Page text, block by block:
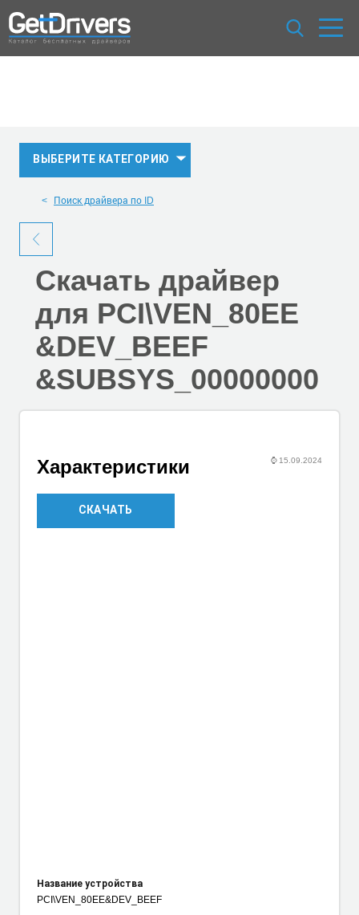
ВЫБЕРИТЕ КАТЕГОРИЮ
Поиск драйвера по ID
Скачать драйвер
для PCI\VEN_80EE
&DEV_BEEF
&SUBSYS_00000000
⌚ 15.09.2024
Характеристики
Название устройства
PCI\VEN_80EE&DEV_BEEF
СКАЧАТЬ